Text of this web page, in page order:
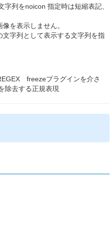
字列をnoicon 指定時は短縮表記、
を表示しません。
字列として表示する文字列を指
freezeプラグインを介さ
除去する正規表現